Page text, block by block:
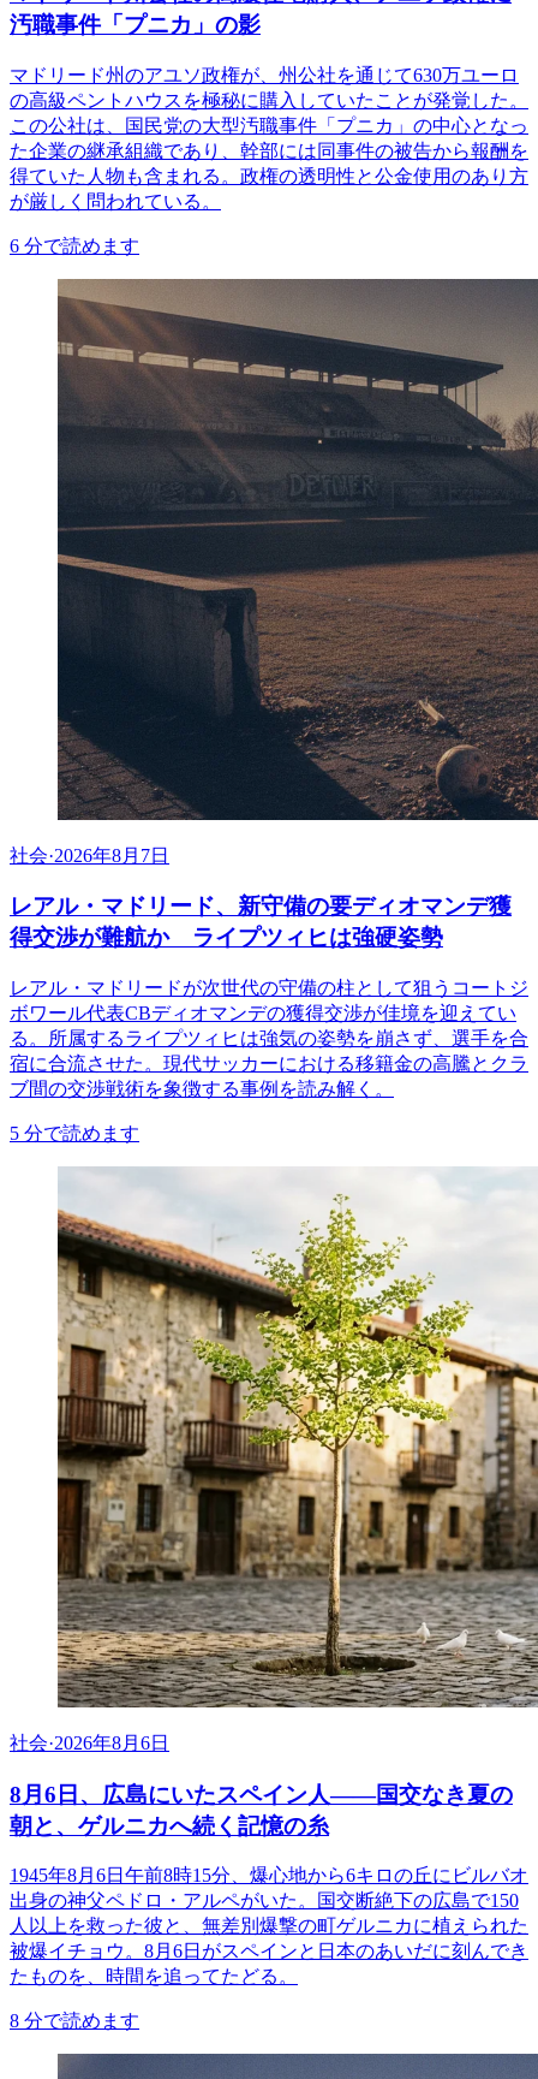
汚職事件「プニカ」の影
マドリード州のアユソ政権が、州公社を通じて630万ユーロ
の高級ペントハウスを極秘に購入していたことが発覚した。
この公社は、国民党の大型汚職事件「プニカ」の中心となっ
た企業の継承組織であり、幹部には同事件の被告から報酬を
得ていた人物も含まれる。政権の透明性と公金使用のあり方
が厳しく問われている。
6 分で読めます
社会·2026年8月7日
レアル・マドリード、新守備の要ディオマンデ獲
得交渉が難航か ライプツィヒは強硬姿勢
レアル・マドリードが次世代の守備の柱として狙うコートジ
ボワール代表CBディオマンデの獲得交渉が佳境を迎えてい
る。所属するライプツィヒは強気の姿勢を崩さず、選手を合
宿に合流させた。現代サッカーにおける移籍金の高騰とクラ
ブ間の交渉戦術を象徴する事例を読み解く。
5 分で読めます
社会·2026年8月6日
8月6日、広島にいたスペイン人――国交なき夏の
朝と、ゲルニカへ続く記憶の糸
1945年8月6日午前8時15分、爆心地から6キロの丘にビルバオ
出身の神父ペドロ・アルペがいた。国交断絶下の広島で150
人以上を救った彼と、無差別爆撃の町ゲルニカに植えられた
被爆イチョウ。8月6日がスペインと日本のあいだに刻んでき
たものを、時間を追ってたどる。
8 分で読めます